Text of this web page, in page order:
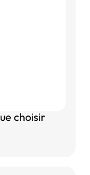
choisir